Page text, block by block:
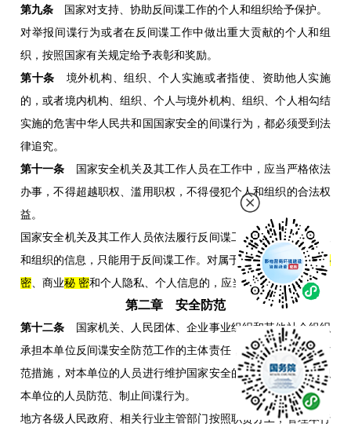
第九条 国家对支持、协助反间谍工作的个人和组织给予保护。
对举报间谍行为或者在反间谍工作中做出重大贡献的个人和组
织，按照国家有关规定给予表彰和奖励。
第十条 境外机构、组织、个人实施或者指使、资助他人实施
的，或者境内机构、组织、个人与境外机构、组织、个人相勾结
实施的危害中华人民共和国国家安全的间谍行为，都必须受到法
律追究。
第十一条 国家安全机关及其工作人员在工作中，应当严格依法
办事，不得超越职权、滥用职权，不得侵犯个人和组织的合法权
益。
国家安全机关及其工作人员依法履行反间谍工作职责获取的个人
和组织的信息，只能用于反间谍工作。对属于国家秘 密、工作秘
密、商业秘 密和个人隐私、个人信息的，应当保密。
第二章 安全防范
第十二条 国家机关、人民团体、企业事业组织和其他社会组织
承担本单位反间谍安全防范工作的主体责任，落实反间谍安全防
范措施，对本单位的人员进行维护国家安全的教育，动员、组织
本单位的人员防范、制止间谍行为。
地方各级人民政府、相关行业主管部门按照职责分工，管理本行